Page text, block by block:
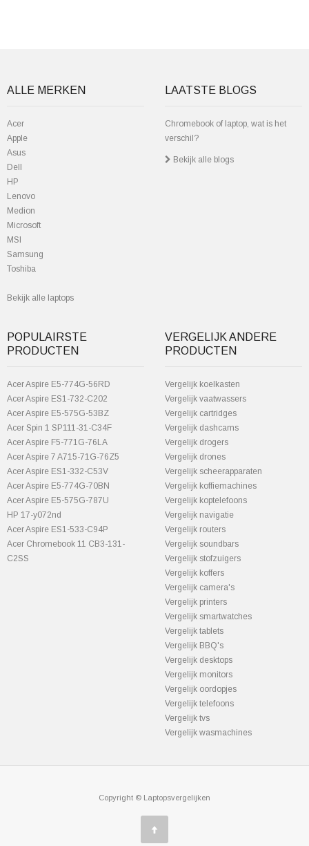
ALLE MERKEN
Acer
Apple
Asus
Dell
HP
Lenovo
Medion
Microsoft
MSI
Samsung
Toshiba
Bekijk alle laptops
LAATSTE BLOGS
Chromebook of laptop, wat is het
verschil?
Bekijk alle blogs
POPULAIRSTE
PRODUCTEN
Acer Aspire E5-774G-56RD
Acer Aspire ES1-732-C202
Acer Aspire E5-575G-53BZ
Acer Spin 1 SP111-31-C34F
Acer Aspire F5-771G-76LA
Acer Aspire 7 A715-71G-76Z5
Acer Aspire ES1-332-C53V
Acer Aspire E5-774G-70BN
Acer Aspire E5-575G-787U
HP 17-y072nd
Acer Aspire ES1-533-C94P
Acer Chromebook 11 CB3-131-
C2SS
VERGELIJK ANDERE
PRODUCTEN
Vergelijk koelkasten
Vergelijk vaatwassers
Vergelijk cartridges
Vergelijk dashcams
Vergelijk drogers
Vergelijk drones
Vergelijk scheerapparaten
Vergelijk koffiemachines
Vergelijk koptelefoons
Vergelijk navigatie
Vergelijk routers
Vergelijk soundbars
Vergelijk stofzuigers
Vergelijk koffers
Vergelijk camera's
Vergelijk printers
Vergelijk smartwatches
Vergelijk tablets
Vergelijk BBQ's
Vergelijk desktops
Vergelijk monitors
Vergelijk oordopjes
Vergelijk telefoons
Vergelijk tvs
Vergelijk wasmachines
Copyright © Laptopsvergelijken